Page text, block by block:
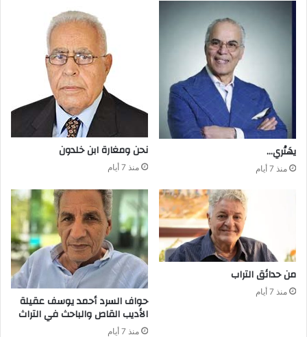
يهَتْري‭…‬
منذ 7 أيام
نحن‭ ‬ومغارة ابن‭ ‬خلدون
منذ 7 أيام
من‭ ‬حدائق‭ ‬التراب
منذ 7 أيام
‬الأديب‭ ‬القاص‭ ‬والباحث‭ ‬في‭ ‬التراث
منذ 7 أيام